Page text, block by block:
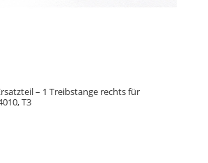
– 1 Treibstange rechts für
T3